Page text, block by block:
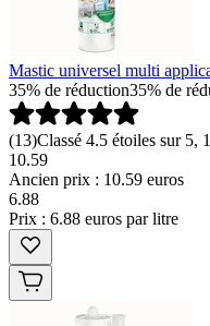
Mastic universel multi
35% de réduction35% de
(13)Classé 4.5 étoiles sur 5,
10.59
Ancien prix : 10.59 euros
6.88
Prix : 6.88 euros par litre